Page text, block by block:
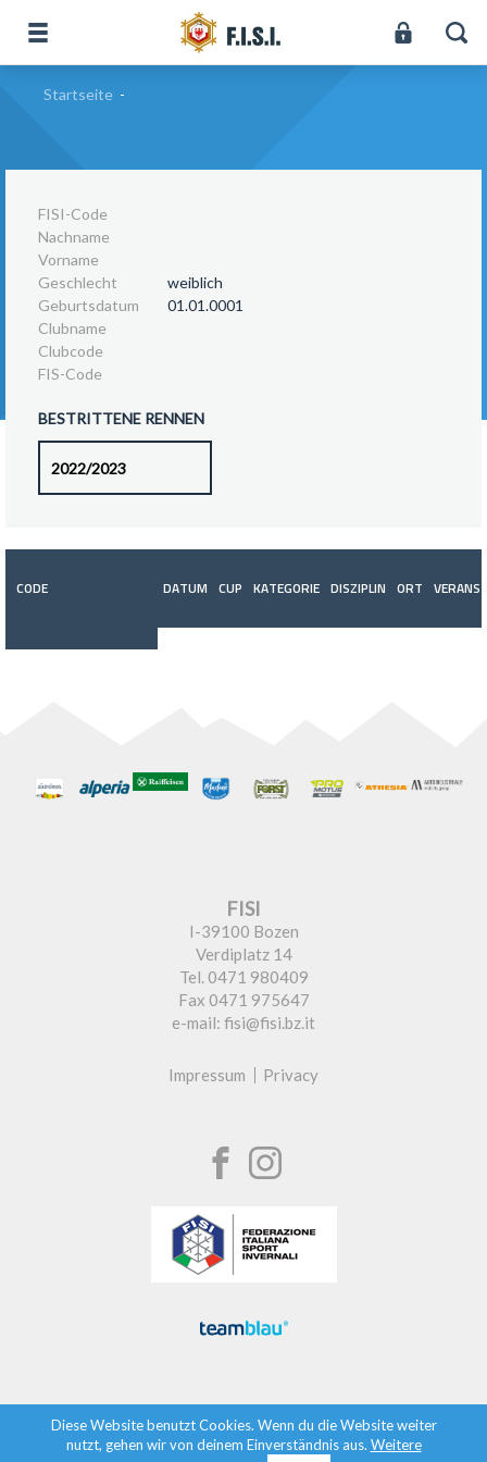
Startseite -
FISI-Code
Nachname
Vorname
Geschlecht
weiblich
Geburtsdatum
01.01.0001
Clubname
Clubcode
FIS-Code
BESTRITTENE RENNEN
CODE DATUM CUP KATEGORIE DISZIPLIN ORT
FISI
I-39100 Bozen
Verdiplatz 14
Tel. 0471 980409
Fax 0471 975647
e-mail: fisi@fisi.bz.it
Impressum Privacy
Diese Website benutzt Cookies. Wenn du die Website weiter
nutzt, gehen wir von deinem Einverständnis aus. Weitere